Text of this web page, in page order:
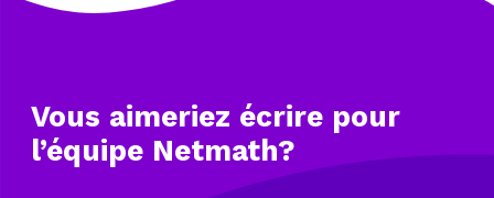
Vous aimeriez écrire pour
l’équipe Netmath?